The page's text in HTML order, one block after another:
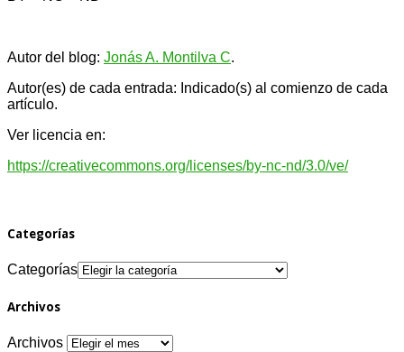
Autor del blog: Jonás A. Montilva C.
Autor(es) de cada entrada: Indicado(s) al comienzo de cada
artículo.
Ver licencia en:
https://creativecommons.org/licenses/by-nc-nd/3.0/ve/
Categorías
Categorías
Archivos
Archivos